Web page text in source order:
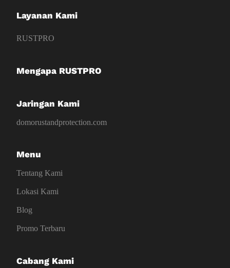
Layanan Kami
RUSTPRO
Mengapa RUSTPRO
Jaringan Kami
domorustandprotection.com
Menu
Tentang Kami
Lokasi Kami
Blog
Promo Terbaru
Cabang Kami